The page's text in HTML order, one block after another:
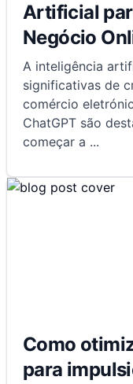
Artificial
Negócio
A inteligência
significativas de
comércio
ChatGPT são
começar a ...
Como
para